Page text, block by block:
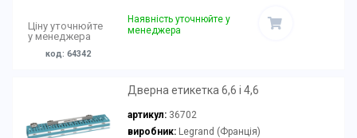
Ціну уточнюйте
у менеджера
код: 64342
Наявність уточнюйте у
менеджера
Дверна етикетка 6,6 і 4,6
артикул: 36702
виробник:Legrand (Франція)